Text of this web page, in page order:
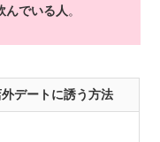
んでいる人 。
外デートに誘う方法